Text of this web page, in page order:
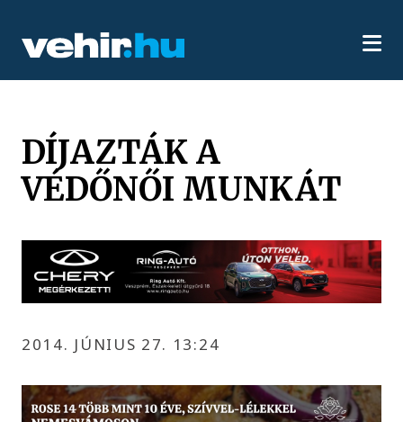
DÍJAZTÁK A
VÉDŐNŐI MUNKÁT
2014. JÚNIUS 27. 13:24